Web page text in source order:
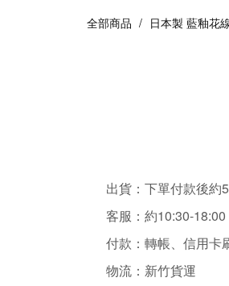
全部商品 日本製 藍釉花
出貨：下單付款後約
客服： 約10:30-18:00
付款：轉帳、信用卡
物流：新竹貨運